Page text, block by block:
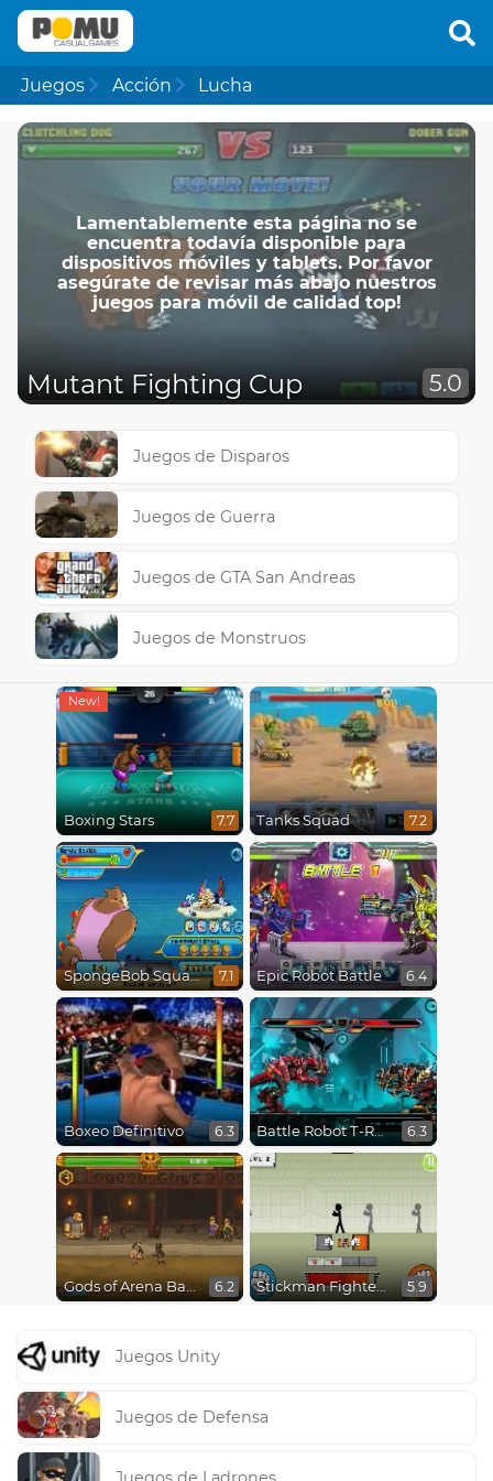
Juegos Acción Lucha
Lamentablemente esta página no se
encuentra todavía disponible para
dispositivos móviles y tablets. Por favor
asegúrate de revisar más abajo nuestros
juegos para móvil de calidad top!
Mutant Fighting Cup 5.0
Juegos de Disparos
Juegos de Guerra
Juegos de GTA San Andreas
Juegos de Monstruos
Boxing Stars 7.7 Tanks Squad 7.2
SpongeBob SquarePants : Monster Island Adventures 7.1 Epic Robot Battle 6.4
Boxeo Definitivo 6.3 Battle Robot T-Rex Age 6.3
Gods of Arena Battles 6.2 Stickman Fighter Epic Battles 5.9
Juegos Unity
Juegos de Defensa